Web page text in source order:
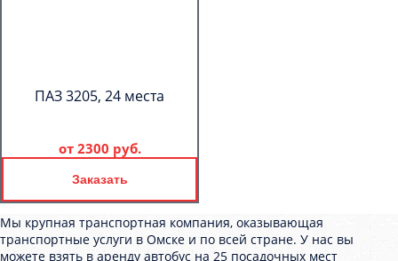
ПАЗ 3205, 24 места
от 2300 руб.
Заказать
Мы крупная транспортная компания, оказывающая
транспортные услуги в Омске и по всей стране. У нас вы
можете взять в аренду автобус на 25 посадочных мест